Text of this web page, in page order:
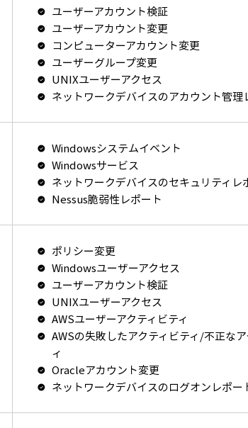
ユーザーアカウント検証
ユーザーアカウント変更
コンピューターアカウント変更
ユーザーグループ変更
UNIXユーザーアクセス
ネットワークデバイスのアカウント管理
Windowsシステムイベント
Windowsサービス
ネットワークデバイスのセキュリティレ
Nessus脆弱性レポート
ポリシー変更
Windowsユーザーアクセス
ユーザーアカウント検証
UNIXユーザーアクセス
AWSユーザーアクティビティ
AWSの失敗したアクティビティ/不正な
ィ
Oracleアカウント変更
ネットワークデバイスのログオンレポー